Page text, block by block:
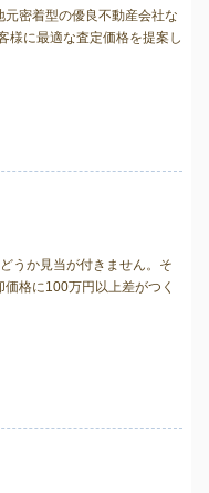
密着型の優良不動産会社な
様に最適な査定価格を提案し
うか見当が付きません。そ
格に100万円以上差がつく